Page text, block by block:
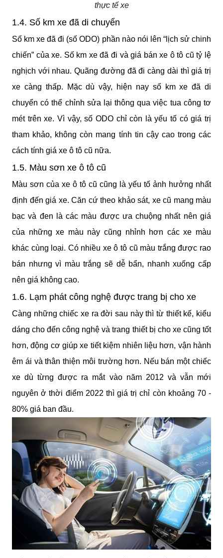
thực tế xe
1.4. Số km xe đã di chuyển
Số km xe đã đi (số ODO) phần nào nói lên “lịch sử chinh
chiến” của xe. Số km xe đã đi và giá bán xe ô tô cũ tỷ lệ
nghịch với nhau. Quãng đường đã đi càng dài thì giá trị
xe càng thấp. Mặc dù vậy, hiện nay số km xe đã di
chuyển có thể chỉnh sửa lại thông qua việc tua công tơ
mét trên xe. Vì vậy, số ODO chỉ còn là yếu tố có giá trị
tham khảo, không còn mang tính tin cậy cao trong các
cách tính giá xe ô tô cũ nữa.
1.5. Màu sơn xe ô tô cũ
Màu sơn của xe ô tô cũ cũng là yếu tố ảnh hưởng nhất
định đến giá xe. Căn cứ theo khảo sát, xe cũ mang màu
bạc và đen là các màu được ưa chuộng nhất nên giá
của những xe màu này cũng nhỉnh hơn các xe màu
khác cùng loại. Có nhiều xe ô tô cũ màu trắng được rao
bán nhưng vì màu trắng sẽ dễ bẩn, nhanh xuống cấp
nên giá không cao.
1.6. Lạm phát công nghệ được trang bị cho xe
Càng những chiếc xe ra đời sau này thì từ thiết kế, kiểu
dáng cho đến công nghệ và trang thiết bị cho xe cũng tốt
hơn, động cơ giúp xe tiết kiệm nhiên liệu hơn, vận hành
êm ái và thân thiện môi trường hơn. Nếu bán một chiếc
xe dù từng được ra mắt vào năm 2012 và vẫn mới
nguyên ở thời điểm 2022 thì giá trị chỉ còn khoảng 70 -
80% giá ban đầu.